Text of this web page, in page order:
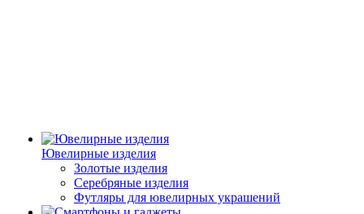
Ювелирные изделия
Золотые изделия
Серебряные изделия
Футляры для ювелирных украшений